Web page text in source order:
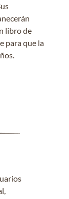
libro de
para que la